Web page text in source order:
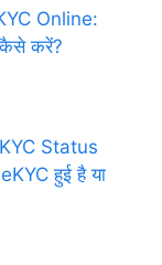
Online:
करें?
Status
हुई है या